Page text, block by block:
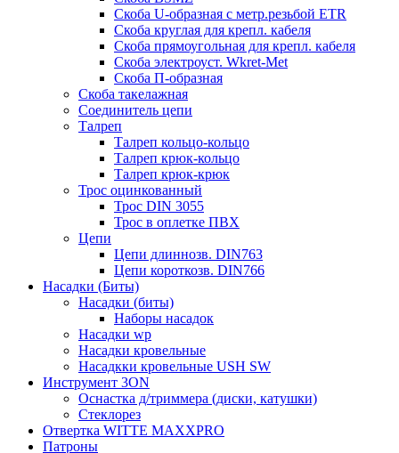
Скоба U-образная с метр.резьбой ETR
Скоба круглая для крепл. кабеля
Скоба прямоугольная для крепл. кабеля
Скоба электроуст. Wkret-Met
Скоба П-образная
Скоба такелажная
Соединитель цепи
Талреп
Талреп кольцо-кольцо
Талреп крюк-кольцо
Талреп крюк-крюк
Трос оцинкованный
Трос DIN 3055
Трос в оплетке ПВХ
Цепи
Цепи длиннозв. DIN763
Цепи короткозв. DIN766
Насадки (Биты)
Насадки (биты)
Наборы насадок
Насадки wp
Насадки кровельные
Насадкки кровельные USH SW
Инструмент 3ON
Оснастка д/триммера (диски, катушки)
Стеклорез
Отвертка WITTE MAXXPRO
Патроны